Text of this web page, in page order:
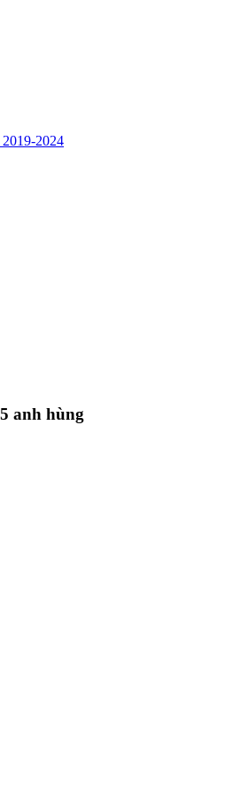
2024
anh hùng